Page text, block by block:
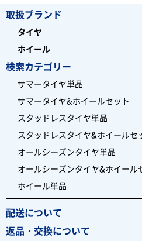
取扱ブランド
タイヤ
ホイール
検索カテゴリー
サマータイヤ単品
サマータイヤ&ホイールセット
スタッドレスタイヤ単品
スタッドレスタイヤ&ホイールセ
オールシーズンタイヤ単品
オールシーズンタイヤ&ホイール
ホイール単品
配送について
返品・交換について